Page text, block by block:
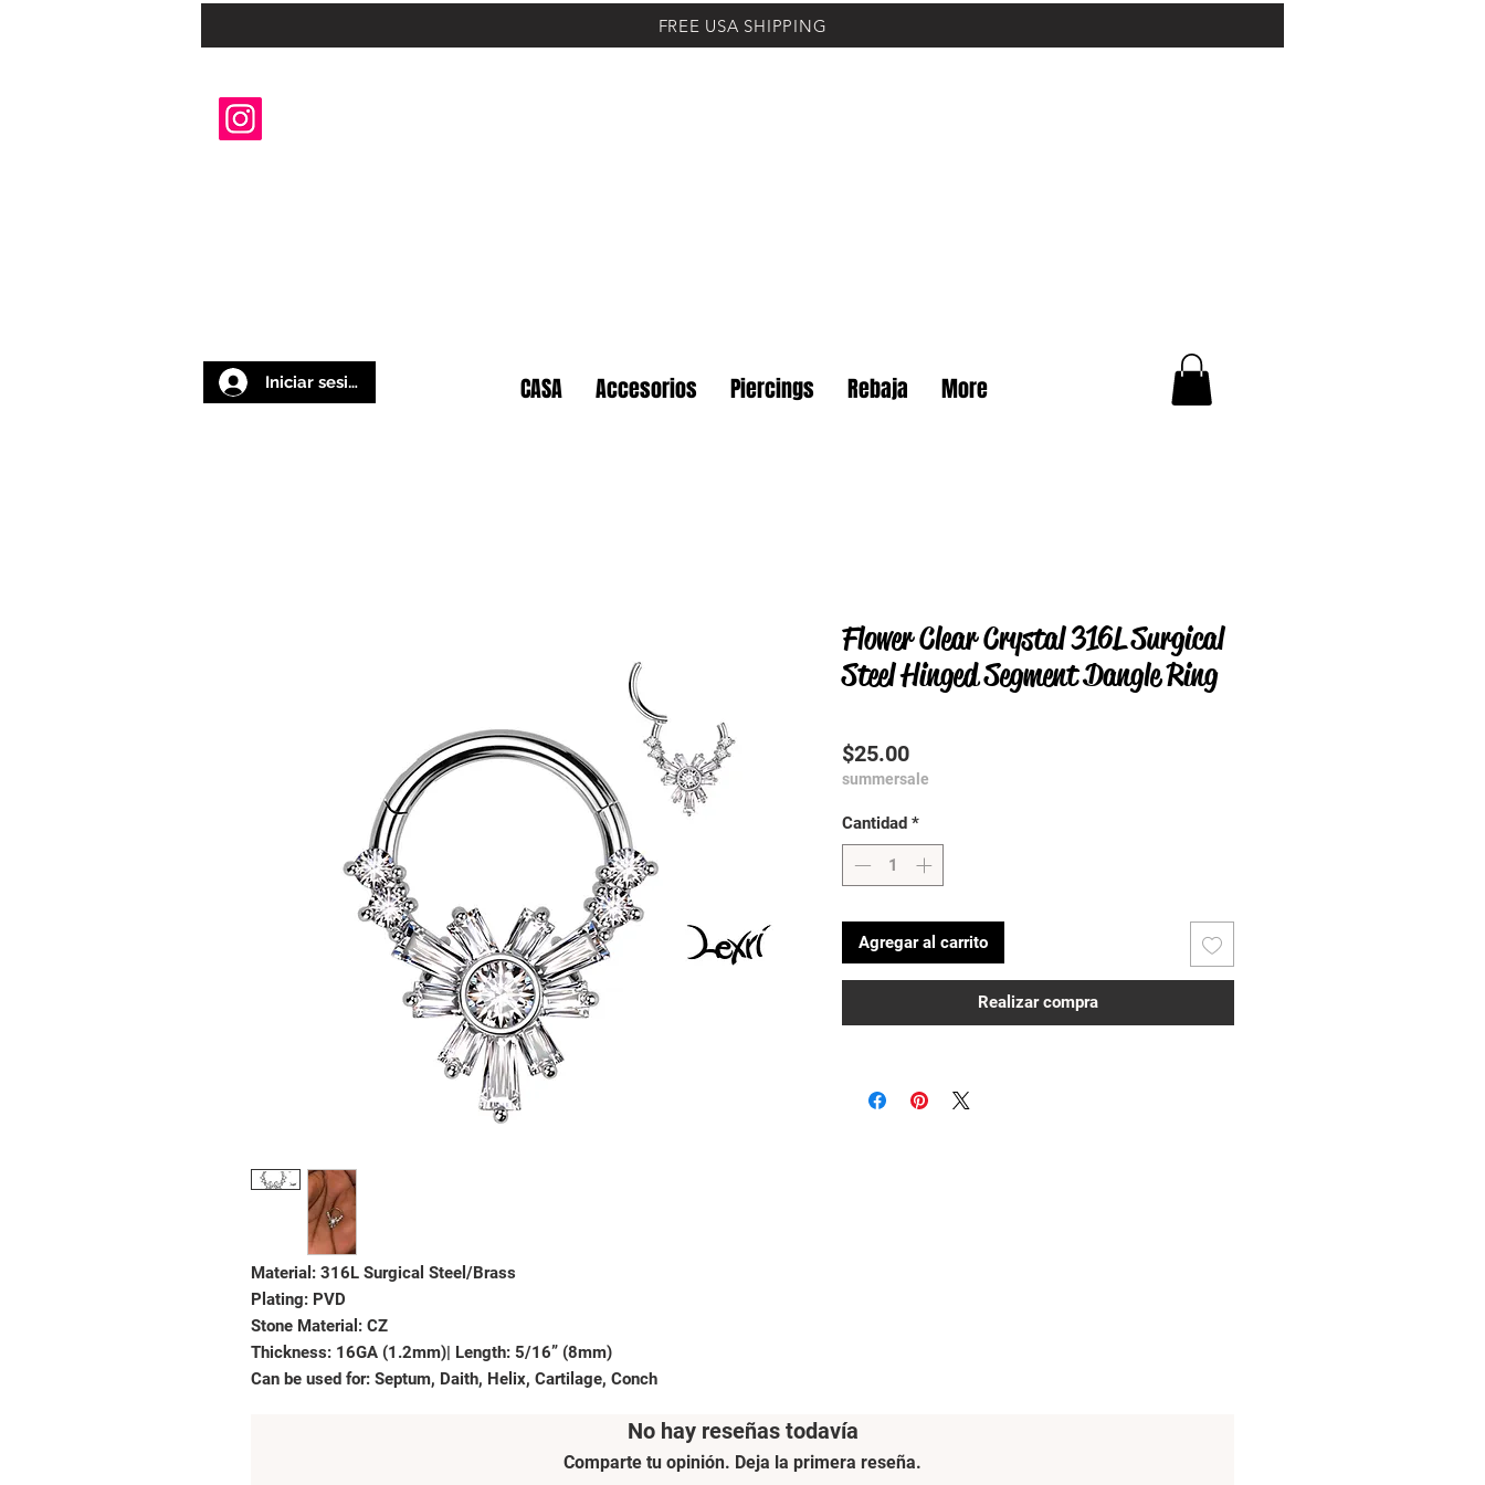
FREE USA SHIPPING
Iniciar sesión CASA Accesorios Piercings Rebaja More
Material: 316L Surgical Steel/Brass
Plating: PVD
Stone Material: CZ
Thickness: 16GA (1.2mm)| Length: 5/16” (8mm)
Can be used for: Septum, Daith, Helix, Cartilage, Conch
Flower Clear Crystal 316L Surgical
Steel Hinged Segment Dangle Ring
$25.00Precio
summersale
Cantidad *
Agregar al carrito
Realizar compra
No hay reseñas todavía
Comparte tu opinión. Deja la primera reseña.